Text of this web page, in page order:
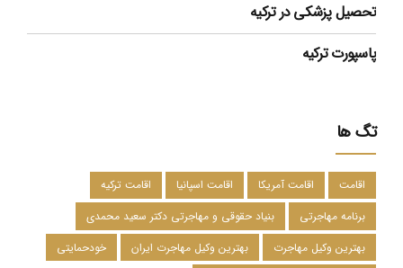
تحصیل پزشکی در ترکیه
پاسپورت ترکیه
تگ ها
اقامت اقامت آمریکا اقامت اسپانیا
اقامت ترکیه
برنامه مهاجرتی
بنیاد حقوقی و مهاجرتی دکتر سعید محمدی
بهترین وکیل مهاجرت
بهترین وکیل مهاجرت ایران
خودحمایتی